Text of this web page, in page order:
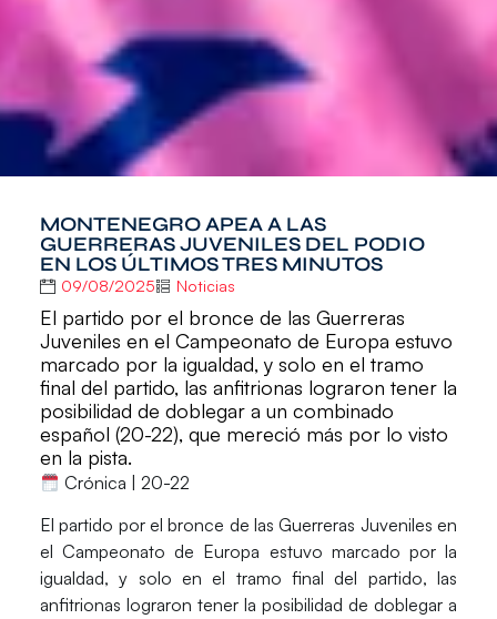
MONTENEGRO APEA A LAS
GUERRERAS JUVENILES DEL PODIO
EN LOS ÚLTIMOS TRES MINUTOS
09/08/2025 Noticias
El partido por el bronce de las Guerreras
Juveniles en el Campeonato de Europa estuvo
marcado por la igualdad, y solo en el tramo
final del partido, las anfitrionas lograron tener la
posibilidad de doblegar a un combinado
español (20-22), que mereció más por lo visto
en la pista.
Crónica | 20-22
El partido por el bronce de lasGuerreras Juveniles en
elCampeonato de Europa estuvo marcado por la
igualdad, y solo en el tramo final del partido, las
anfitrionas lograron tener la posibilidad de doblegar a